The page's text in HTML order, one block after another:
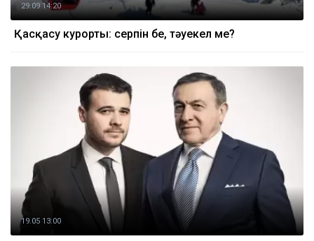
29.09 14:20
Қасқасу курорты: серпін бе, тәуекел ме?
19.05 13:00